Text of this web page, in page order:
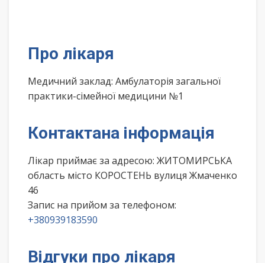
Про лікаря
Медичний заклад: Амбулаторія загальної
практики-сімейної медицини №1
Контактана інформація
Лікар приймає за адресою: ЖИТОМИРСЬКА
область місто КОРОСТЕНЬ вулиця Жмаченко
46
Запис на прийом за телефоном:
+380939183590
Відгуки про лікаря